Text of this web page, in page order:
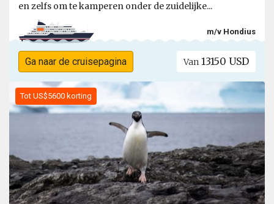
en zelfs om te kamperen onder de zuidelijke...
m/v Hondius
Ga naar de cruisepagina Van 13150 USD
Tot US$5600 korting